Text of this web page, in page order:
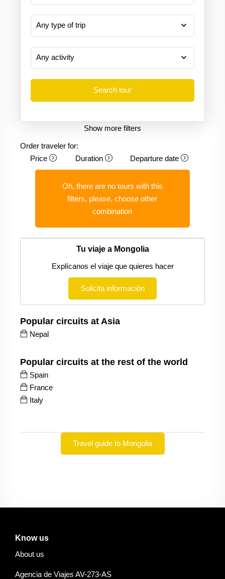
Show more filters
Order traveler for:
Price
Duration Departure date
Oh, there are no tours with this
filters, please, choose other
combination
Tu viaje a Mongolia
Explícanos el viaje que quieres hacer
Solicita información
Popular circuits at Asia
Nepal
Popular circuits at the rest of the world
Spain
France
Italy
Travel guide to Mongolia
Know us
About us
Agencia de Viajes AV-273-AS